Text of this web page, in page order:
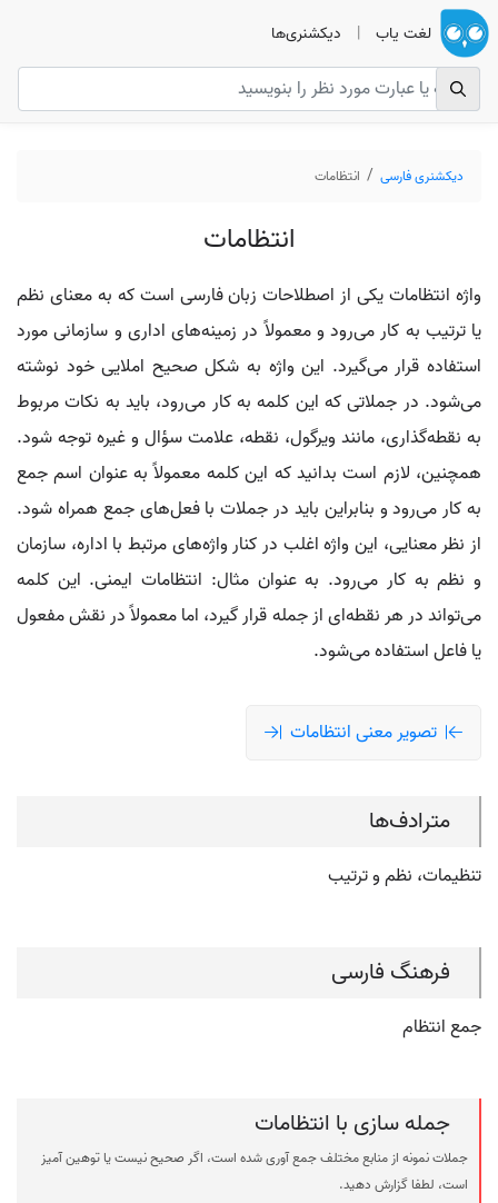
لغت یاب | دیکشنری‌ها
دیکشنری فارسی انتظامات
انتظامات
واژه انتظامات یکی از اصطلاحات زبان فارسی است که به معنای نظم
یا ترتیب به کار می‌رود و معمولاً در زمینه‌های اداری و سازمانی مورد
استفاده قرار می‌گیرد. این واژه به شکل صحیح املایی خود نوشته
می‌شود. در جملاتی که این کلمه به کار می‌رود، باید به نکات مربوط
به نقطه‌گذاری، مانند ویرگول، نقطه، علامت سؤال و غیره توجه شود.
همچنین، لازم است بدانید که این کلمه معمولاً به عنوان اسم جمع
به کار می‌رود و بنابراین باید در جملات با فعل‌های جمع همراه شود.
از نظر معنایی، این واژه اغلب در کنار واژه‌های مرتبط با اداره، سازمان
و نظم به کار می‌رود. به عنوان مثال: انتظامات ایمنی. این کلمه
می‌تواند در هر نقطه‌ای از جمله قرار گیرد، اما معمولاً در نقش مفعول
یا فاعل استفاده می‌شود.
تصویر معنی انتظامات
مترادف‌ها
تنظیمات، نظم و ترتیب
فرهنگ فارسی
جمع انتظام
جمله سازی با انتظامات
جملات نمونه از منابع مختلف جمع آوری شده است، اگر صحیح نیست یا توهین آمیز
است، لطفا گزارش دهید.